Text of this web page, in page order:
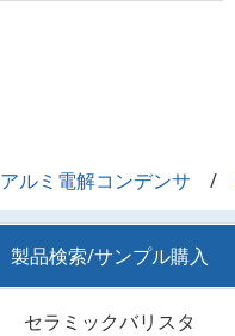
アルミ電解コンデンサ
製品検索/サンプル購入
セラミックバリスタ